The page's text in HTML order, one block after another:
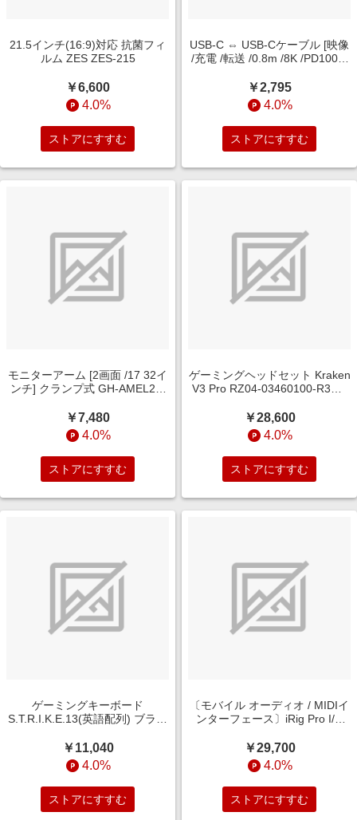
21.5インチ(16:9)対応 抗菌フィ
ルム ZES ZES-215
￥6,600
4.0%
ストアにすすむ
USB-C ⇔ USB-Cケーブル [映像
/充電 /転送 /0.8m /8K /PD100W
BSUCC4P5A08BK [USB-C ⇔
USB-C /8K]
￥2,795
4.0%
ストアにすすむ
モニターアーム [2画面 /17 32イ
ンチ] クランプ式 GH-AMEL2V-
￥7,480
4.0%
ストアにすすむ
ゲーミングヘッドセット Kraken
V3 Pro RZ04-03460100-R3M1
耳 /ヘッドバンドタイプ]
￥28,600
4.0%
ストアにすすむ
ゲーミングキーボード
S.T.R.I.K.E.13(英語配列) ブラッ
英語配列 /メカニカル]
￥11,040
4.0%
ストアにすすむ
〔モバイル オーディオ / MIDIイ
ンターフェース〕iRig Pro I/O
IKM-OT-000066N
￥29,700
4.0%
ストアにすすむ